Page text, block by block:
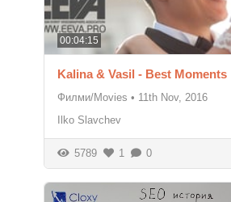
00:04:15
Kalina & Vasil - Best Moments
Филми/Movies • 11th Nov, 2016
Ilko Slavchev
5789 1 0